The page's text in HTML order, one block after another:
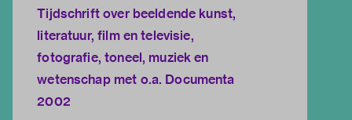
Tijdschrift over beeldende kunst,
literatuur, film en televisie,
fotografie, toneel, muziek en
wetenschap met o.a. Documenta
2002